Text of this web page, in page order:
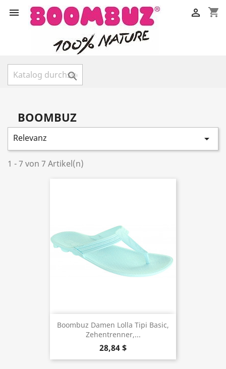
 shopping_cart


BOOMBUZ
Relevanz 
1 - 7 von 7 Artikel(n)
Boombuz Damen Lolla Tipi Basic,
Zehentrenner,...
28,84 $